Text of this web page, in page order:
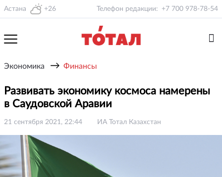
Астана +26 Телефон редакции: +7 700 978-78-54
Экономика → Финансы
Развивать экономику космоса намерены
в Саудовской Аравии
21 сентября 2021, 22:44 ИА Тотал Казахстан